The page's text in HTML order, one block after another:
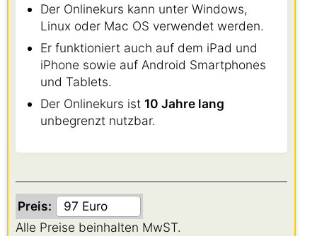
Der Onlinekurs kann unter Windows,
Linux oder Mac OS verwendet werden.
Er funktioniert auch auf dem iPad und
iPhone sowie auf Android Smartphones
und Tablets.
Der Onlinekurs ist 10 Jahre lang
unbegrenzt nutzbar.
Preis:
Alle Preise beinhalten MwST.